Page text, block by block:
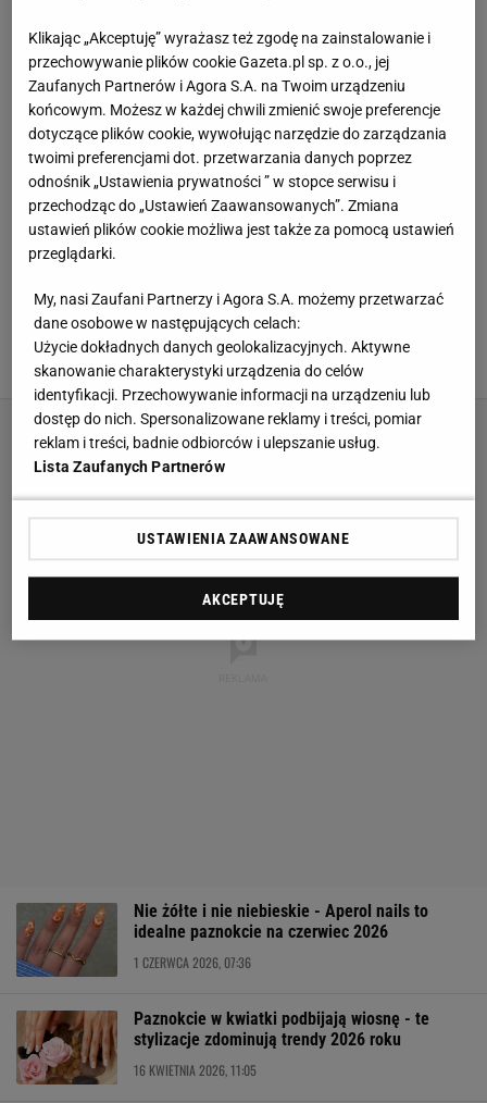
Absolwentka Uniwersytetu Jagiellońskiego i
studentka Uniwersytetu Wrocławskiego. Z portalem
Gazeta.pl związana od grudnia 2023 roku. Prywatnie
jest miłośniczką literatury XX wieku, pięknych
szlaków górskich oraz podróży w miejsca, które
trudno znaleźć na mapie.
WSZYSTKIE ARTYKUŁY
Masełkowe paznokcie znowu na szczycie
trendów - jak nosimy ten kolor w 2026 roku?
12 CZERWCA 2026, 06:17
Nie żółte i nie niebieskie - Aperol nails to
idealne paznokcie na czerwiec 2026
1 CZERWCA 2026, 07:36
Paznokcie w kwiatki podbijają wiosnę - te
stylizacje zdominują trendy 2026 roku
16 KWIETNIA 2026, 11:05
Klikając „Akceptuję” wyrażasz też zgodę na zainstalowanie i
przechowywanie plików cookie Gazeta.pl sp. z o.o., jej
Zaufanych Partnerów i Agora S.A. na Twoim urządzeniu
końcowym. Możesz w każdej chwili zmienić swoje preferencje
dotyczące plików cookie, wywołując narzędzie do zarządzania
twoimi preferencjami dot. przetwarzania danych poprzez
odnośnik „Ustawienia prywatności ” w stopce serwisu i
przechodząc do „Ustawień Zaawansowanych”. Zmiana
ustawień plików cookie możliwa jest także za pomocą ustawień
przeglądarki.
My, nasi Zaufani Partnerzy i Agora S.A. możemy przetwarzać
dane osobowe w następujących celach:
Użycie dokładnych danych geolokalizacyjnych. Aktywne
skanowanie charakterystyki urządzenia do celów
identyfikacji. Przechowywanie informacji na urządzeniu lub
dostęp do nich. Spersonalizowane reklamy i treści, pomiar
reklam i treści, badnie odbiorców i ulepszanie usług.
Lista Zaufanych Partnerów
USTAWIENIA ZAAWANSOWANE
AKCEPTUJĘ